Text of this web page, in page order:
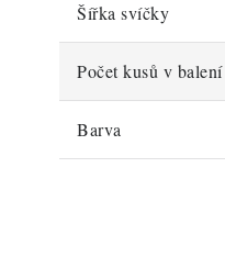
Šířka svíčky
Počet kusů v balení
Barva